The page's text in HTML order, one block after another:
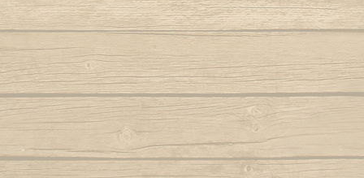
E marinheiro
Autor : Fala Mansa (Capoeira Abada)
Eh Bahia
Autor : Mestre Boneco Canta
Ela e linda a Capoeira
Autor : Mestre Capu
Ela te chama (Capoeira vem)
Autor : Contra-Mestre Chicão
Autor :
Autor :
Sou